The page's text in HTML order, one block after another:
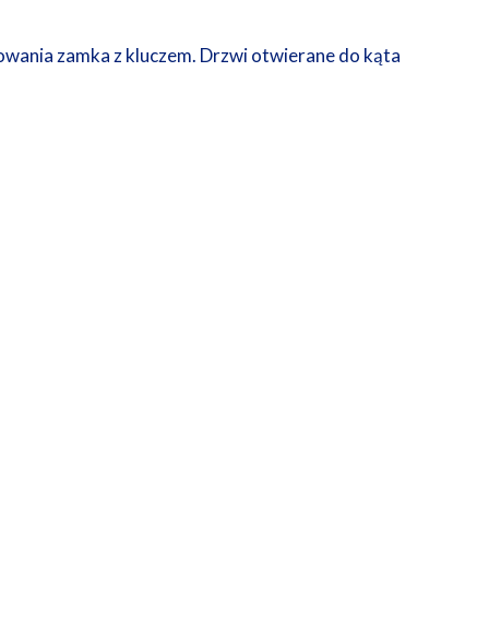
zamka z kluczem. Drzwi otwierane do kąta